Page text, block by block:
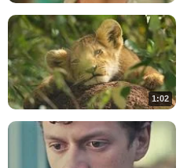
1:02